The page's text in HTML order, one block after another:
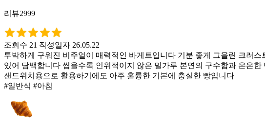
리뷰2999
조회수 21 작성일자 26.05.22
투박하게 구워진 비주얼이 매력적인 바게트입니다 기분 좋게 그을린 크러
있어 담백합니다 씹을수록 인위적이지 않은 밀가루 본연의 구수함과 은은
샌드위치용으로 활용하기에도 아주 훌륭한 기본에 충실한 빵입니다
#일반식 #아침